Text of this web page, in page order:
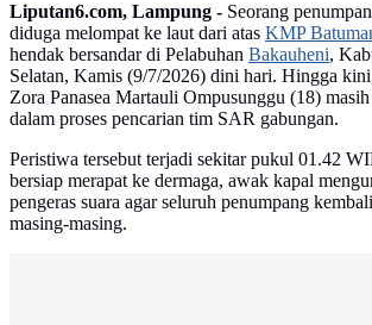
Liputan6.com, Lampung - Seorang
diduga melompat ke laut dari atas KMP
hendak bersandar di Pelabuhan Bakauheni,
Selatan, Kamis (9/7/2026) dini hari. Hingga
Zora Panasea Martauli Ompusunggu (18)
dalam proses pencarian tim SAR gabungan.
Peristiwa tersebut terjadi sekitar pukul 01.42
bersiap merapat ke dermaga, awak kapal
pengeras suara agar seluruh penumpang
masing-masing.